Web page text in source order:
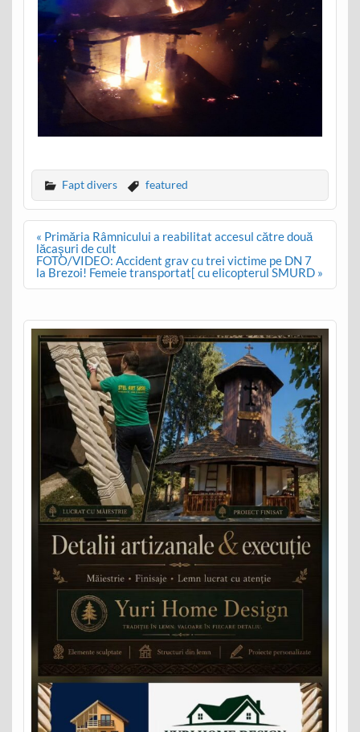
Fapt divers featured
Post
navigation
« Primăria Râmnicului a reabilitat accesul către două
lăcaşuri de cult
FOTO/VIDEO: Accident grav cu trei victime pe DN 7
la Brezoi! Femeie transportat[ cu elicopterul SMURD »